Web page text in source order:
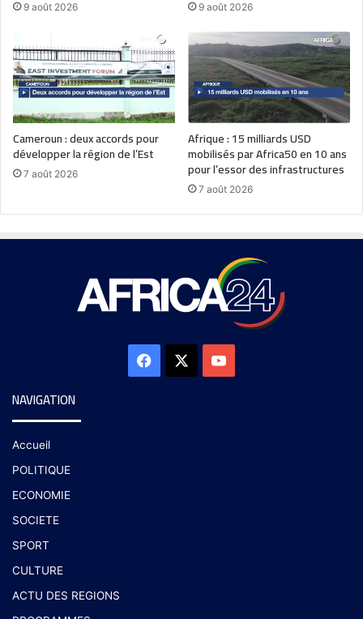
9 août 2026 9 août 2026
Cameroun : deux accords pour
développer la région de l’Est
7 août 2026
Afrique : 15 milliards USD
mobilisés par Africa50 en 10 ans
pour l’essor des infrastructures
7 août 2026
NAVIGATION
Accueil
POLITIQUE
ECONOMIE
SOCIETE
SPORT
CULTURE
ACTU DES REGIONS